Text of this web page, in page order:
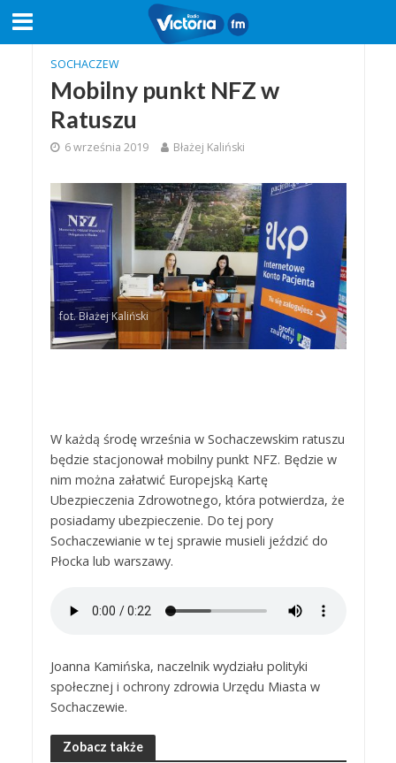
SOCHACZEW
Mobilny punkt NFZ w
Ratuszu
6 września 2019 Błażej Kaliński
fot. Błażej Kaliński
W każdą środę września w Sochaczewskim ratuszu
będzie stacjonował mobilny punkt NFZ. Będzie w
nim można załatwić Europejską Kartę
Ubezpieczenia Zdrowotnego, która potwierdza, że
posiadamy ubezpieczenie. Do tej pory
Sochaczewianie w tej sprawie musieli jeździć do
Płocka lub warszawy.
Joanna Kamińska, naczelnik wydziału polityki
społecznej i ochrony zdrowia Urzędu Miasta w
Sochaczewie.
Zobacz także